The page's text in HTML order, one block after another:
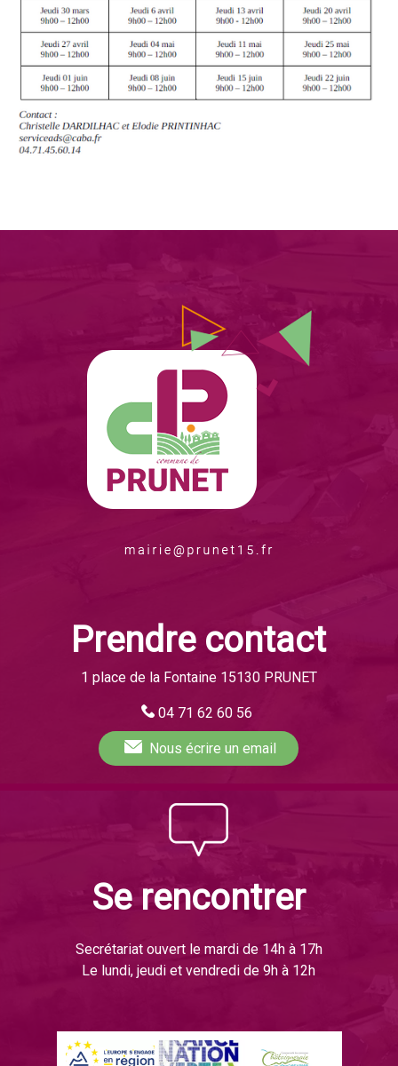
Prendre contact
1 place de la Fontaine 15130 PRUNET
04 71 62 60 56
Nous écrire un email
Se rencontrer
Secrétariat ouvert le mardi de 14h à 17h
Le lundi, jeudi et vendredi de 9h à 12h